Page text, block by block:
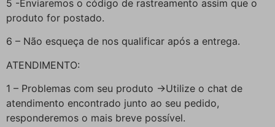
5 -Enviaremos o código de rastreamento assim que o
produto for postado.
6 – Não esqueça de nos qualificar após a entrega.
ATENDIMENTO:
1 – Problemas com seu produto ->Utilize o chat de
atendimento encontrado junto ao seu pedido,
responderemos o mais breve possível.